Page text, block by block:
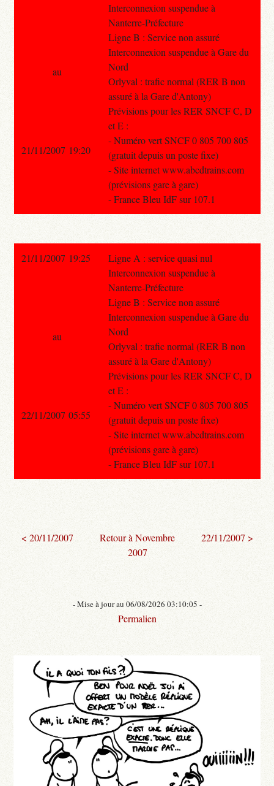
Interconnexion suspendue à
Nanterre-Préfecture
Ligne B : Service non assuré
Interconnexion suspendue à Gare du
Nord
Orlyval : trafic normal (RER B non
assuré à la Gare d'Antony)
Prévisions pour les RER SNCF C, D
et E :
- Numéro vert SNCF 0 805 700 805
(gratuit depuis un poste fixe)
- Site internet www.abcdtrains.com
(prévisions gare à gare)
- France Bleu IdF sur 107.1
au
21/11/2007 19:20
21/11/2007 19:25
Ligne A : service quasi nul
Interconnexion suspendue à
Nanterre-Préfecture
Ligne B : Service non assuré
Interconnexion suspendue à Gare du
Nord
Orlyval : trafic normal (RER B non
assuré à la Gare d'Antony)
Prévisions pour les RER SNCF C, D
et E :
- Numéro vert SNCF 0 805 700 805
(gratuit depuis un poste fixe)
- Site internet www.abcdtrains.com
(prévisions gare à gare)
- France Bleu IdF sur 107.1
au
22/11/2007 05:55
< 20/11/2007
Retour à Novembre
2007
22/11/2007 >
- Mise à jour au 06/08/2026 03:10:05 -
Permalien